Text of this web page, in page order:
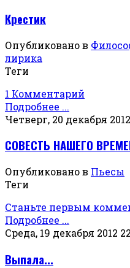
Крестик
Опубликовано в
лирика
Теги
1 Комментарий
Подробнее ...
Четверг, 20 декабря
СОВЕСТЬ НАШЕГО
Опубликовано в Пьесы
Теги
Станьте первым
Подробнее ...
Среда, 19 декабря 2012
Выпала...